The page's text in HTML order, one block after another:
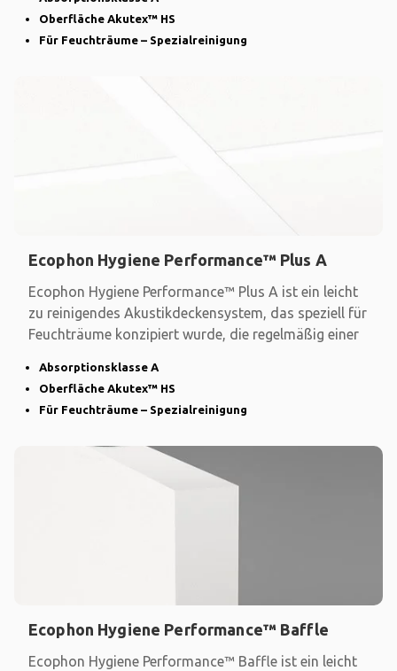
Oberfläche Akutex™ HS
Für Feuchträume – Spezialreinigung
Ecophon Hygiene Performance™ Plus A
Ecophon Hygiene Performance™ Plus A ist ein leicht
zu reinigendes Akustikdeckensystem, das speziell für
Feuchträume konzipiert wurde, die regelmäßig einer
Absorptionsklasse A
Oberfläche Akutex™ HS
Für Feuchträume – Spezialreinigung
Ecophon Hygiene Performance™ Baffle
Ecophon Hygiene Performance™ Baffle ist ein leicht